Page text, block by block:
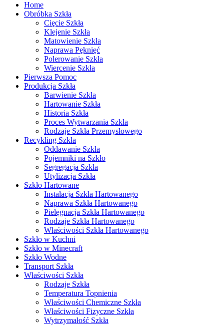
Home
Obróbka Szkła
Cięcie Szkła
Klejenie Szkła
Matowienie Szkła
Naprawa Pęknięć
Polerowanie Szkła
Wiercenie Szkła
Pierwsza Pomoc
Produkcja Szkła
Barwienie Szkła
Hartowanie Szkła
Historia Szkła
Proces Wytwarzania Szkła
Rodzaje Szkła Przemysłowego
Recykling Szkła
Oddawanie Szkła
Pojemniki na Szkło
Segregacja Szkła
Utylizacja Szkła
Szkło Hartowane
Instalacja Szkła Hartowanego
Naprawa Szkła Hartowanego
Pielęgnacja Szkła Hartowanego
Rodzaje Szkła Hartowanego
Właściwości Szkła Hartowanego
Szkło w Kuchni
Szkło w Minecraft
Szkło Wodne
Transport Szkła
Właściwości Szkła
Rodzaje Szkła
Temperatura Topnienia
Właściwości Chemiczne Szkła
Właściwości Fizyczne Szkła
Wytrzymałość Szkła